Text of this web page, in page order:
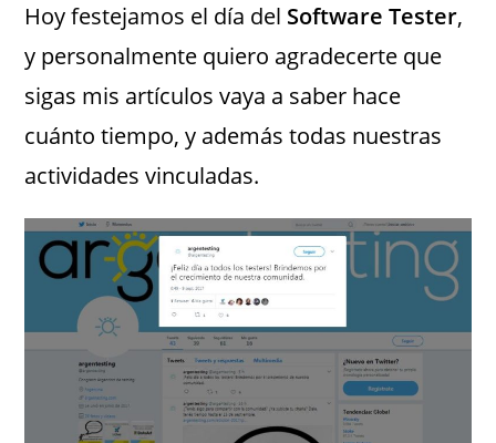
Hoy festejamos el día del Software Tester,
y personalmente quiero agradecerte que
sigas mis artículos vaya a saber hace
cuánto tiempo, y además todas nuestras
actividades vinculadas.